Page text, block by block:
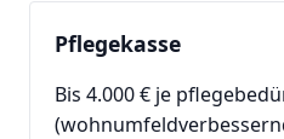
Pflegekasse
Bis 4.000 € je